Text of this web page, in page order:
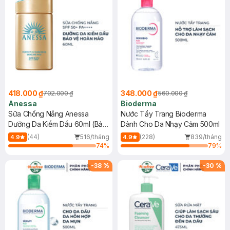
418.000 ₫702.000 ₫
Anessa
Sữa Chống Nắng Anessa
Dưỡng Da Kiềm Dầu 60ml (Bản
Mới)
4.9 (44)
516/tháng
74%
348.000 ₫560.000 ₫
Bioderma
Nước Tẩy Trang Bioderma
Dành Cho Da Nhạy Cảm 500ml
4.9 (228)
839/tháng
79%
-38 % -30 %